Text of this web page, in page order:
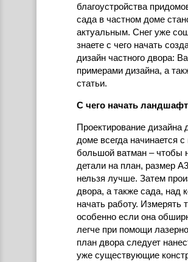
благоустройства
сада в частном доме
актуальным. Снег уже
знаете с чего начать
дизайн частного двора:
примерами дизайна, а
статьи.
С чего начать
Проектирование дизайна
доме всегда начинается
большой ватман – чтобы
детали на план, размер
нельзя лучше. Затем
двора, а также сада, над
начать работу. Измерять
особенно если она
легче при помощи
план двора следует
уже существующие